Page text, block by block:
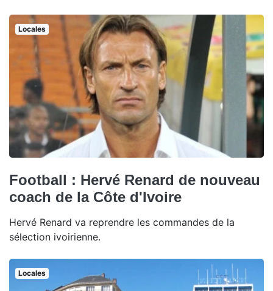
Locales
Football : Hervé Renard de nouveau
coach de la Côte d'Ivoire
Hervé Renard va reprendre les commandes de la
sélection ivoirienne.
Locales